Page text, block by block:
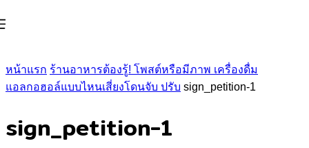
หน้าแรก ร้านอาหารต้องรู้! โพสต์หรือมีภาพ เครื่องดื่ม
แอลกอฮอล์แบบไหนเสี่ยงโดนจับ ปรับ sign_petition-1
sign_petition-1